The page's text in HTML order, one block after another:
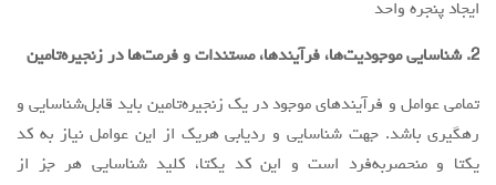
ايجاد پنجره واحد
2. شناسايي موجوديت‌ها، فرآيندها، مستندات و فرمت‌ها در زنجیره‌تامین
تمامي عوامل و فرآيندهاي موجود در يك زنجیره‌تامین بايد قابل‌شناسایی و
رهگيري باشد. جهت شناسايي و رديابي هر‌يك از اين عوامل نياز به كد
يكتا و منحصربه‌فرد است و اين کد یکتا، كليد شناسايي هر جز از